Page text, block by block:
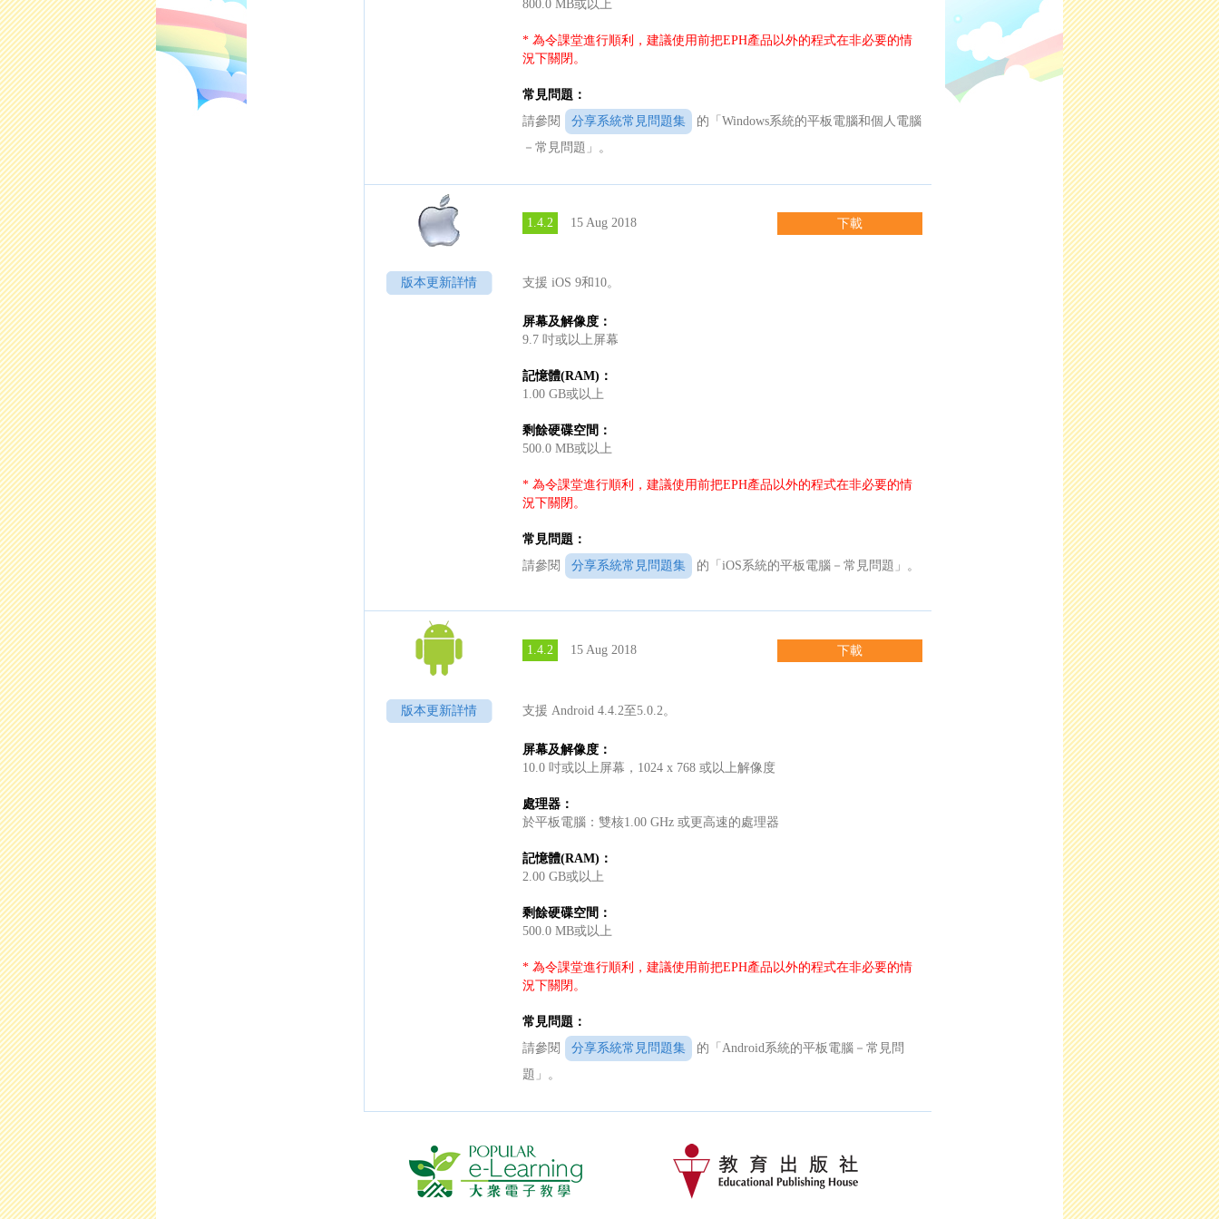
800.0 MB或以上
* 為令課堂進行順利，建議使用前把EPH產品以外的程式在非必要的情
況下關閉。
常見問題：
請參閱
分享系統常見問題集
的「Windows系統的平板電腦和個人電腦
－常見問題」。
1.4.2 15 Aug 2018 下載
版本更新詳情 支援 iOS 9和10。
屏幕及解像度：
9.7 吋或以上屏幕
記憶體(RAM)：
1.00 GB或以上
剩餘硬碟空間：
500.0 MB或以上
* 為令課堂進行順利，建議使用前把EPH產品以外的程式在非必要的情
況下關閉。
常見問題：
請參閱
分享系統常見問題集 的「iOS系統的平板電腦－常見問題」。
1.4.2 15 Aug 2018 下載
版本更新詳情 支援 Android 4.4.2至5.0.2。
屏幕及解像度：
10.0 吋或以上屏幕，1024 x 768 或以上解像度
處理器：
於平板電腦：雙核1.00 GHz 或更高速的處理器
記憶體(RAM)：
2.00 GB或以上
剩餘硬碟空間：
500.0 MB或以上
* 為令課堂進行順利，建議使用前把EPH產品以外的程式在非必要的情
況下關閉。
常見問題：
請參閱
分享系統常見問題集
的「Android系統的平板電腦－常見問
題」。